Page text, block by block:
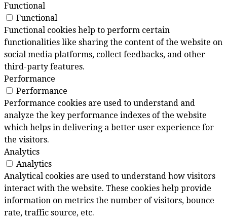
Functional
Functional
Functional cookies help to perform certain
functionalities like sharing the content of the website on
social media platforms, collect feedbacks, and other
third-party features.
Performance
Performance
Performance cookies are used to understand and
analyze the key performance indexes of the website
which helps in delivering a better user experience for
the visitors.
Analytics
Analytics
Analytical cookies are used to understand how visitors
interact with the website. These cookies help provide
information on metrics the number of visitors, bounce
rate, traffic source, etc.